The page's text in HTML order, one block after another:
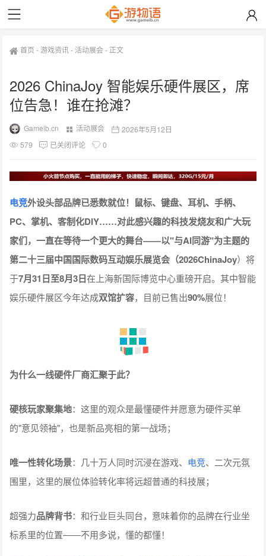
首页 -游戏资讯-活动展会- 正文
2026 ChinaJoy 智能娱乐硬件展区，席
位告急！谁在抢滩？
Gameib.cn 活动展会
2026年5月12日
579
已关闭评论 0
电竞外设头部品牌已悉数就位！鼠标、键盘、耳机、手柄、
PC、掌机、客制化DIY……对此感兴趣的科技发烧友和广大玩
家们，一直在等待一个更大的舞台——以"与AI同游"为主题的
第二十三届中国国际数码互动娱乐展览会（2026ChinaJoy）将
于7月31日至8月3日在上海新国际博览中心重磅开启。其中智能
娱乐硬件展区今年达成双馆扩容，目前已售出90%展位！
为什么一线硬件厂商汇聚于此？
硬核玩家聚集地：这里的观众是最懂硬件并愿意为硬件买单
的"意见领袖"，也是新品亮相的第一战场；
唯一性转化场景：几十万人同时沉浸在游戏、 电竞、二次元氛
围里，这里的展位体验转化率将远超普通的科技展；
超强力品牌背书：和行业巨头同台，意味着你的品牌在行业坐
标系里的位置——不用多说，懂的都懂！